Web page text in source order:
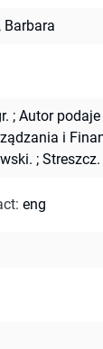
Barbara
; Autor
i
;
: eng